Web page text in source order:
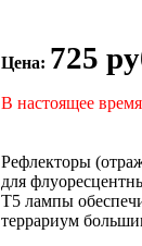
Цена: 725
В настоящее
Рефлекторы
для
Т5 лампы
террариум